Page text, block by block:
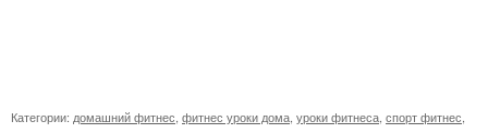
Категории: домашний фитнес фитнес уроки дома уроки фитнеса спорт фитнес